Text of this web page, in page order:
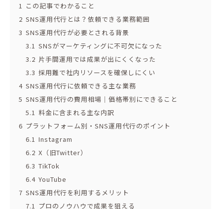
1 この記事でわかること
2 SNS運用代行とは？依頼できる業務範囲
3 SNS運用代行が必要とされる背景
3.1 SNSがマーケティングに不可欠になった
3.2 片手間運用では成果が出にくくなった
3.3 採用難で社内リソースを確保しにくい
4 SNS運用代行に依頼できる主な業務
5 SNS運用代行の費用相場｜価格帯別にできること
5.1 料金に含まれる主な内訳
6 プラットフォーム別・SNS運用代行のポイント
6.1 Instagram
6.2 X（旧Twitter）
6.3 TikTok
6.4 YouTube
7 SNS運用代行を利用するメリット
7.1 プロのノウハウで成果を狙える